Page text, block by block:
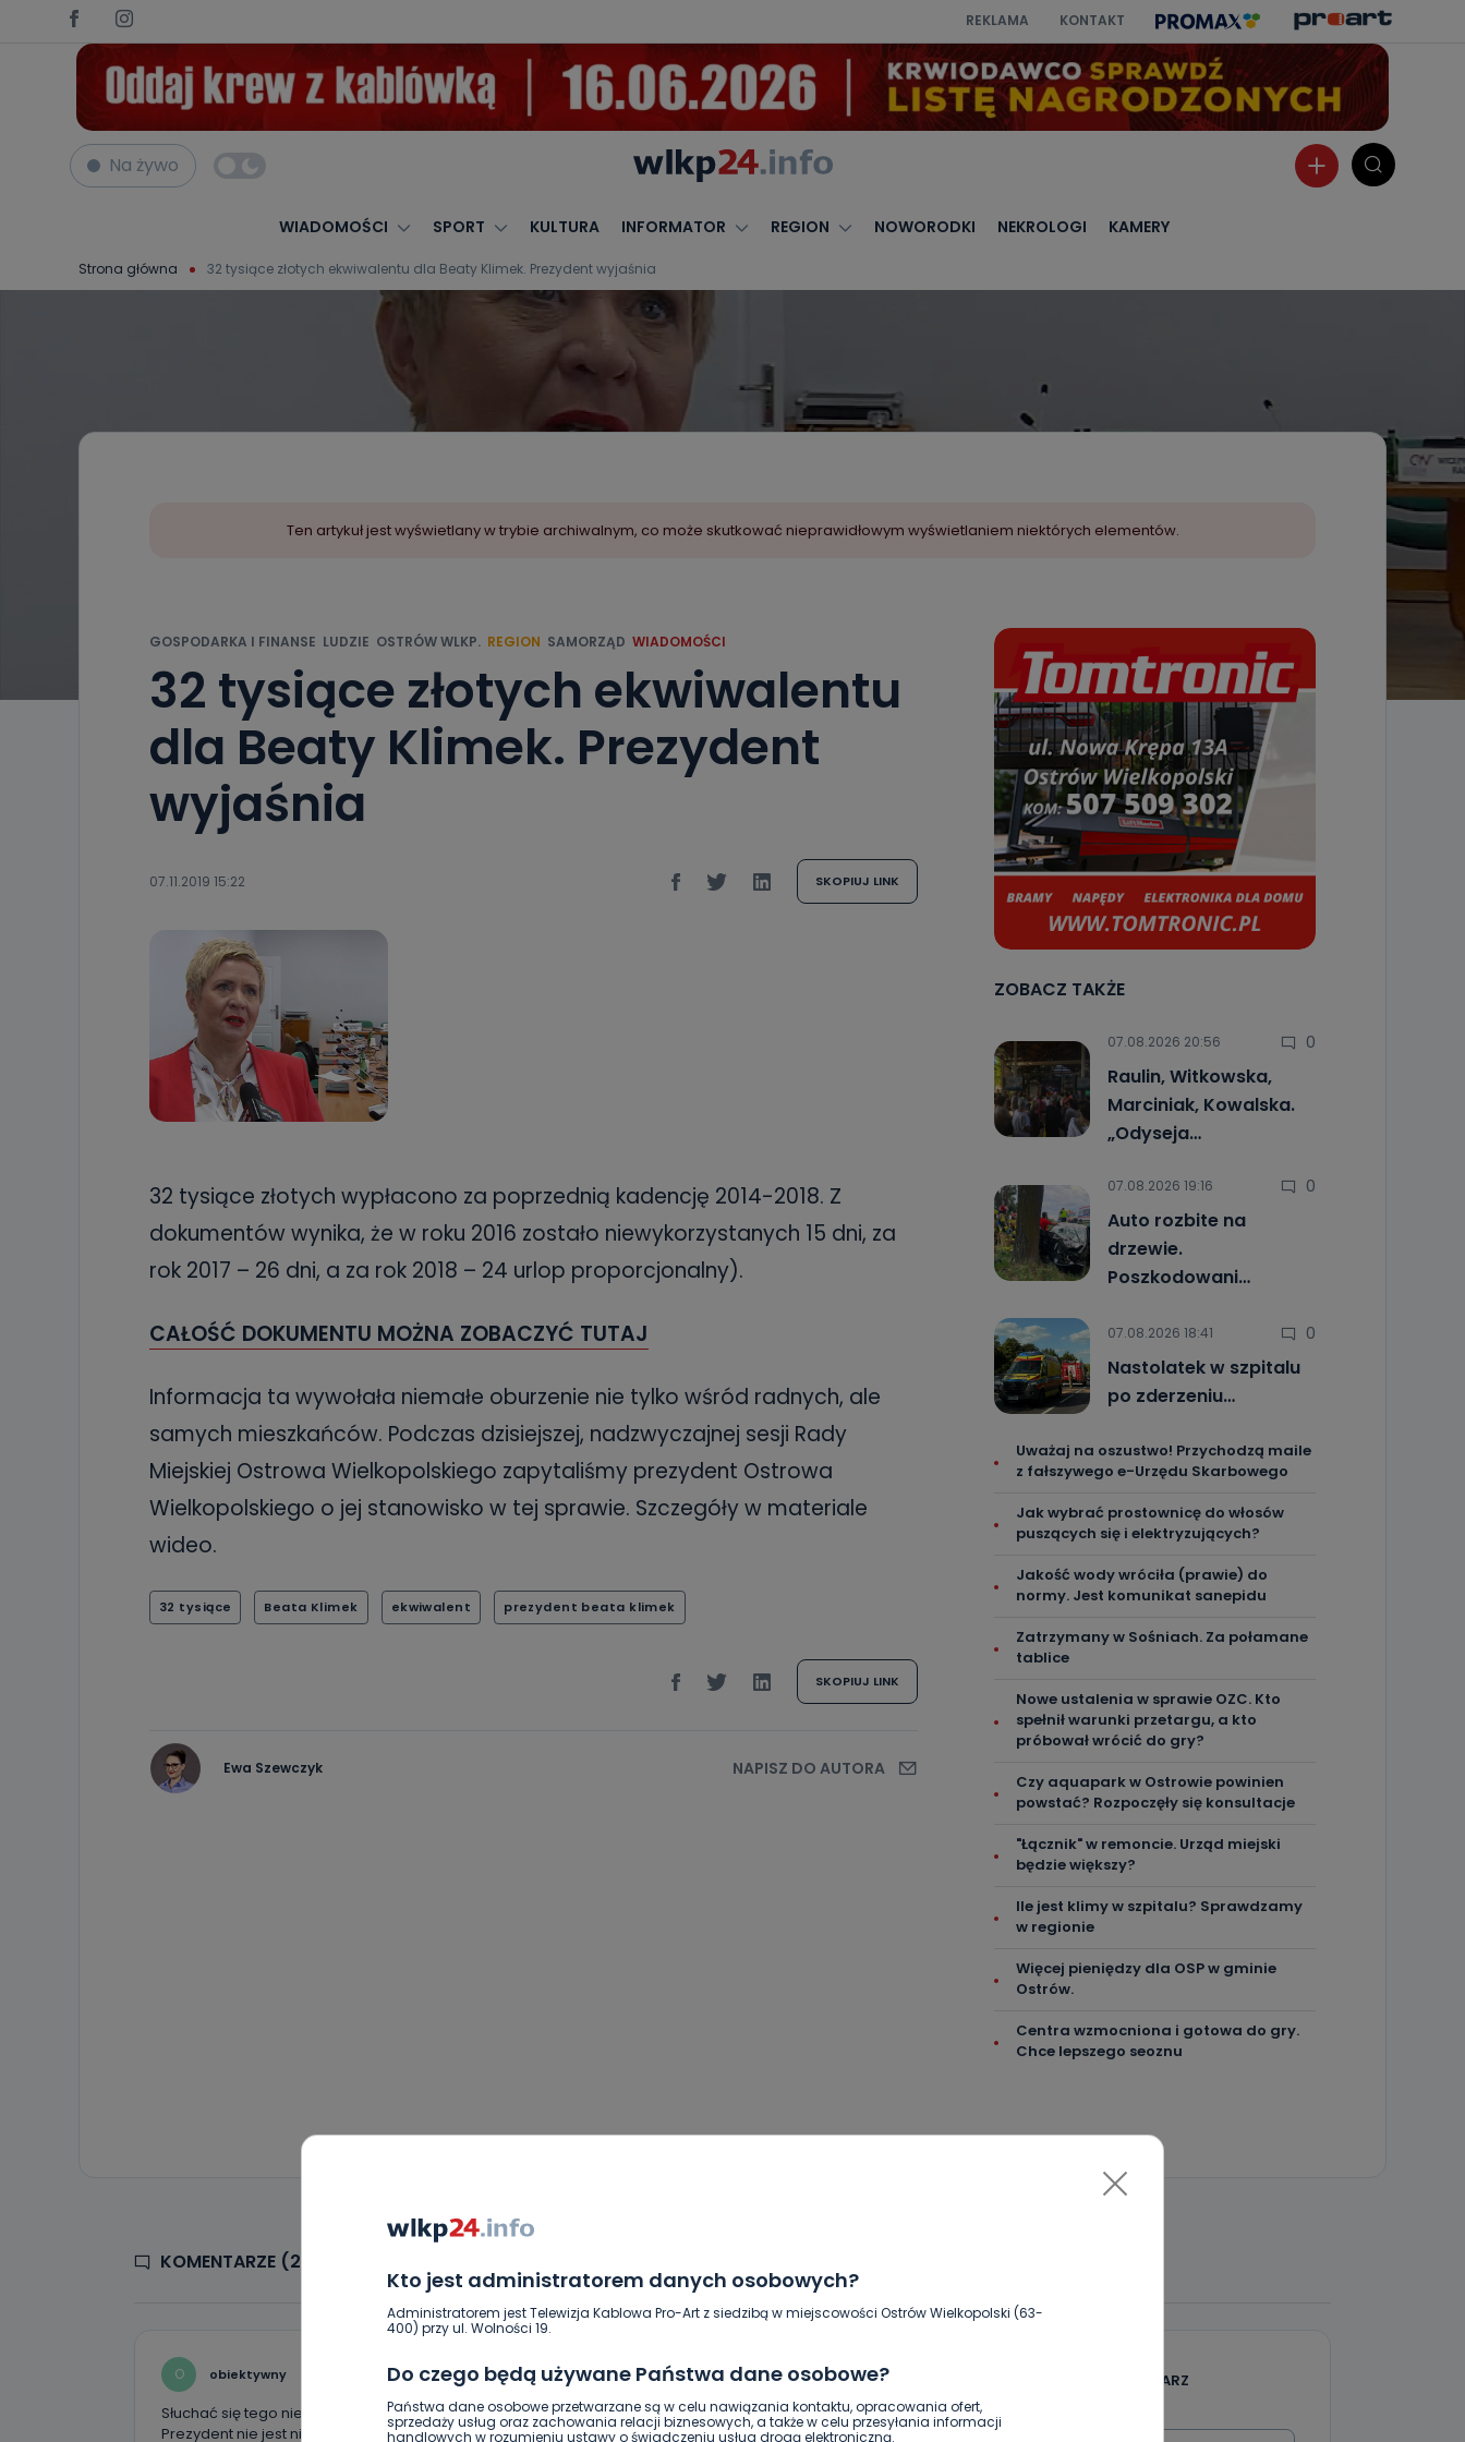
REKLAMA KONTAKT
Na żywo
WIADOMOŚCI SPORT KULTURA INFORMATOR REGION NOWORODKI NEKROLOGI KAMERY
Strona główna 32 tysiące złotych ekwiwalentu dla Beaty Klimek. Prezydent wyjaśnia
Kto jest administratorem danych osobowych?
Administratorem jest Telewizja Kablowa Pro-Art z siedzibą w miejscowości Ostrów Wielkopolski (63-
400) przy ul. Wolności 19.
Do czego będą używane Państwa dane osobowe?
Państwa dane osobowe przetwarzane są w celu nawiązania kontaktu, opracowania ofert,
sprzedaży usług oraz zachowania relacji biznesowych, a także w celu przesyłania informacji
handlowych w rozumieniu ustawy o świadczeniu usług drogą elektroniczną.
Ten artykuł jest wyświetlany w trybie archiwalnym, co może skutkować nieprawidłowym wyświetlaniem niektórych elementów.
GOSPODARKA I FINANSE LUDZIE OSTRÓW WLKP. REGION SAMORZĄD WIADOMOŚCI
32 tysiące złotych ekwiwalentu
dla Beaty Klimek. Prezydent
wyjaśnia
07.11.2019 15:22 SKOPIUJ LINK
32 tysiące złotych wypłacono za poprzednią kadencję 2014-2018. Z
dokumentów wynika, że w roku 2016 zostało niewykorzystanych 15 dni, za
rok 2017 – 26 dni, a za rok 2018 – 24 urlop proporcjonalny).
CAŁOŚĆ DOKUMENTU MOŻNA ZOBACZYĆ TUTAJ
Informacja ta wywołała niemałe oburzenie nie tylko wśród radnych, ale
samych mieszkańców. Podczas dzisiejszej, nadzwyczajnej sesji Rady
Miejskiej Ostrowa Wielkopolskiego zapytaliśmy prezydent Ostrowa
Wielkopolskiego o jej stanowisko w tej sprawie. Szczegóły w materiale
wideo.
32 tysiące Beata Klimek ekwiwalent prezydent beata klimek
SKOPIUJ LINK
Ewa Szewczyk NAPISZ DO AUTORA
ZOBACZ TAKŻE
07.08.2026 20:56 0
Raulin, Witkowska,
Marciniak, Kowalska.
„Odyseja…
07.08.2026 19:16 0
Auto rozbite na
drzewie.
Poszkodowani…
07.08.2026 18:41 0
Nastolatek w szpitalu
po zderzeniu…
Uważaj na oszustwo! Przychodzą maile
z fałszywego e-Urzędu Skarbowego
Jak wybrać prostownicę do włosów
puszących się i elektryzujących?
Jakość wody wróciła (prawie) do
normy. Jest komunikat sanepidu
Zatrzymany w Sośniach. Za połamane
tablice
Nowe ustalenia w sprawie OZC. Kto
spełnił warunki przetargu, a kto
próbował wrócić do gry?
Czy aquapark w Ostrowie powinien
powstać? Rozpoczęły się konsultacje
"Łącznik" w remoncie. Urząd miejski
będzie większy?
Ile jest klimy w szpitalu? Sprawdzamy
w regionie
Więcej pieniędzy dla OSP w gminie
Ostrów.
Centra wzmocniona i gotowa do gry.
Chce lepszego seoznu
KOMENTARZE (24)
O obiektywny czwartek, 7 listopada, 2019
Słuchać się tego nie da… Wypada wybrać ten urlop i tyle, jak widać na sesjach obecność Pani
Prezydent nie jest niezbędna, bo ciągle jej nie ma.
DODAJ SWÓJ KOMENTARZ
Wiadomość